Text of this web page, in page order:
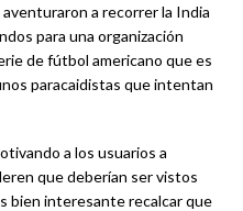
a recorrer la India
para una organización
de fútbol americano que es
paracaidistas que intentan
a los usuarios a
que deberían ser vistos
bien interesante recalcar que